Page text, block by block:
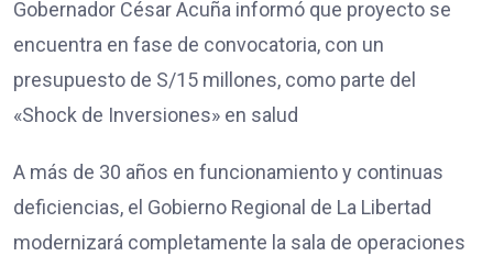
Gobernador César Acuña informó que proyecto se
encuentra en fase de convocatoria, con un
presupuesto de S/15 millones, como parte del
«Shock de Inversiones» en salud
A más de 30 años en funcionamiento y continuas
deficiencias, el Gobierno Regional de La Libertad
modernizará completamente la sala de operaciones